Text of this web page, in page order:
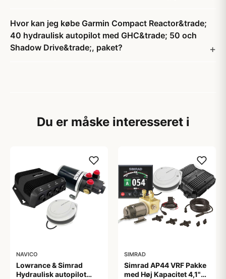
Hvor kan jeg købe Garmin Compact Reactor&trade;
40 hydraulisk autopilot med GHC&trade; 50 och
Shadow Drive&trade;, paket?
Du er måske interesseret i
NAVICO
Lowrance & Simrad
Hydraulisk autopilot
SIMRAD
Simrad AP44 VRF Pakke
med Høj Kapacitet 4,1"